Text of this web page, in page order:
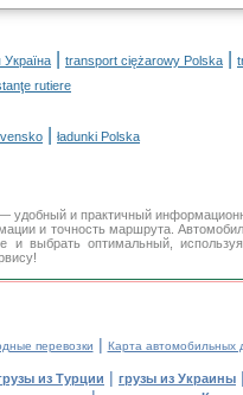
Україна transport ciężarowy Polska
rutiere
ładunki Polska
удобный и практичный
и точность маршрута.
выбрать оптимальный,
перевозки | Карта автомобильных
из Турции | грузы из Украины |